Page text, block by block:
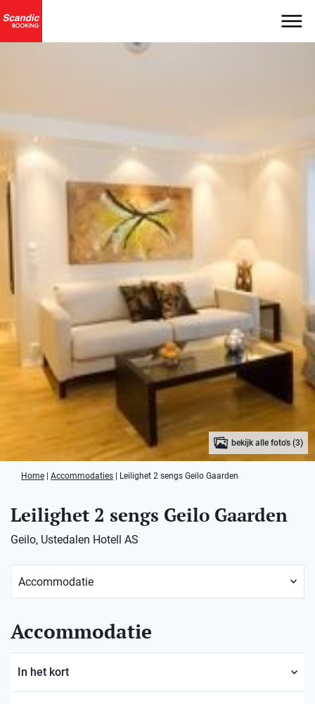
bekijk alle foto's (3)
Home Accommodaties Leilighet 2 sengs Geilo Gaarden
Leilighet 2 sengs Geilo Gaarden
Geilo, Ustedalen Hotell AS
Accommodatie
In het kort